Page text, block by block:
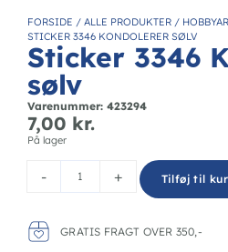
FORSIDE / ALLE PRODUKTER /
STICKER 3346 KONDOLERER SØLV
Sticker 3346
sølv
Varenummer: 423294
7,00 kr.
På lager
- + Tilføj til
GRATIS FRAGT OVER 350,-